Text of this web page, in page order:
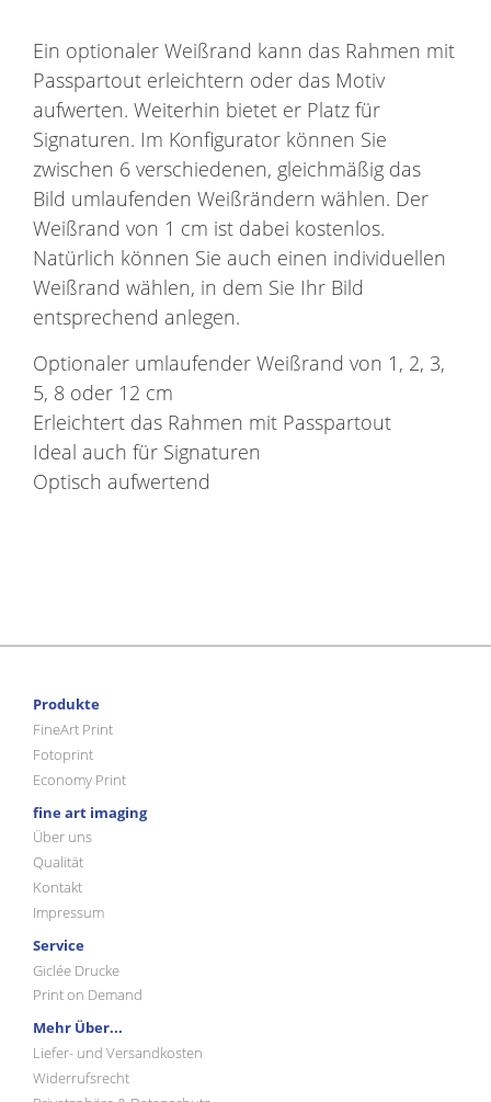
Ein optionaler Weißrand kann das Rahmen mit
Passpartout erleichtern oder das Motiv
aufwerten. Weiterhin bietet er Platz für
Signaturen. Im Konfigurator können Sie
zwischen 6 verschiedenen, gleichmäßig das
Bild umlaufenden Weißrändern wählen. Der
Weißrand von 1 cm ist dabei kostenlos.
Natürlich können Sie auch einen individuellen
Weißrand wählen, in dem Sie Ihr Bild
entsprechend anlegen.
Optionaler umlaufender Weißrand von 1, 2, 3,
5, 8 oder 12 cm
Erleichtert das Rahmen mit Passpartout
Ideal auch für Signaturen
Optisch aufwertend
Produkte
FineArt Print
Fotoprint
Economy Print
fine art imaging
Über uns
Qualität
Kontakt
Impressum
Service
Giclée Drucke
Print on Demand
Mehr Über...
Liefer- und Versandkosten
Widerrufsrecht